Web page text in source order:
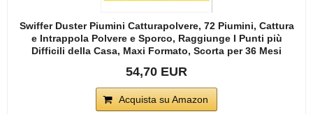
Swiffer Duster Piumini Catturapolvere, 72 Piumini, Cattura
e Intrappola Polvere e Sporco, Raggiunge I Punti più
Difficili della Casa, Maxi Formato, Scorta per 36 Mesi
54,70 EUR
Acquista su Amazon